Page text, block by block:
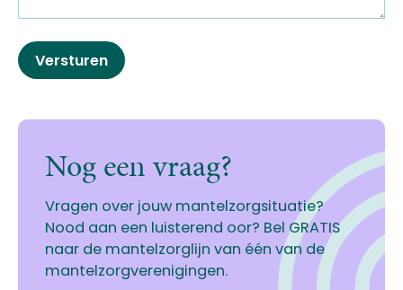
Nog een vraag?
Vragen over jouw mantelzorgsituatie?
Nood aan een luisterend oor? Bel GRATIS
naar de mantelzorglijn van één van de
mantelzorgverenigingen.